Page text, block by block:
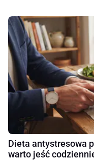
Dieta antystresowa
warto jeść